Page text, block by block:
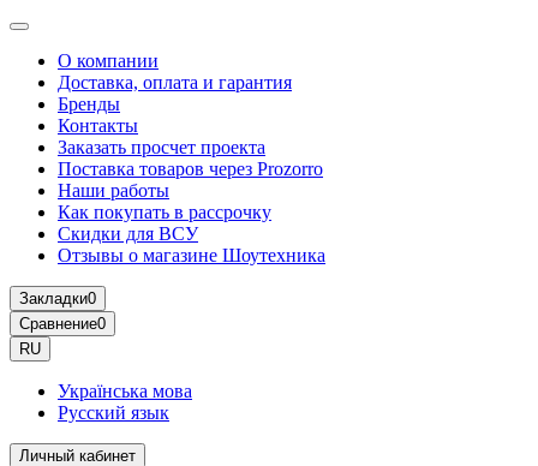
О компании
Доставка, оплата и гарантия
Бренды
Контакты
Заказать просчет проекта
Поставка товаров через Prozorro
Наши работы
Как покупать в рассрочку
Скидки для ВСУ
Отзывы о магазине Шоутехника
Закладки0
Сравнение0
RU
Українська мова
Русский язык
Личный кабинет